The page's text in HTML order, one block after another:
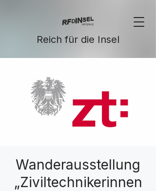
Reich für die Insel
Wanderausstellung
„Ziviltechnikerinnen